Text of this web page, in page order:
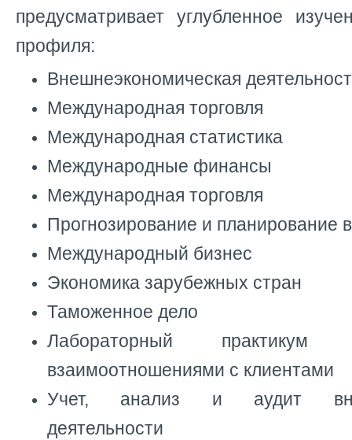
предусматривает углубленное
профиля:
Внешнеэкономическая
Международная торговля
Международная статистика
Международные финансы
Международная торговля
Прогнозирование и планирование
Международный бизнес
Экономика зарубежных стран
Таможенное дело
Лабораторный
взаимоотношениями с клиентами
Учет, анализ и аудит
деятельности